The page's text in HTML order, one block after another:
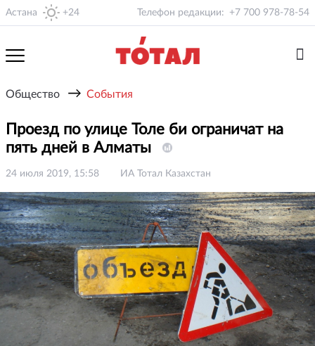
Астана +24 Телефон редакции: +7 700 978-78-54
Общество → События
Проезд по улице Толе би ограничат на
пять дней в Алматы
24 июля 2019, 15:58 ИА Тотал Казахстан